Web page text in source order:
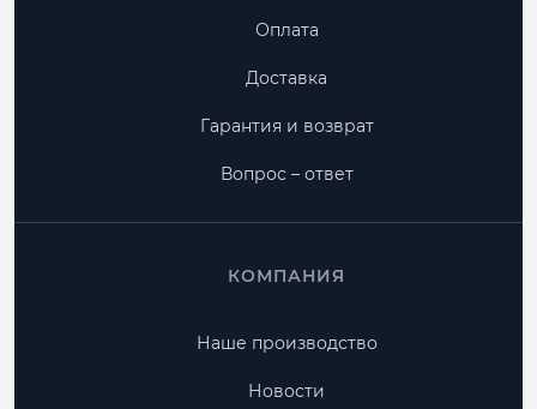
Оплата
Доставка
Гарантия и возврат
Вопрос – ответ
КОМПАНИЯ
Наше производство
Новости